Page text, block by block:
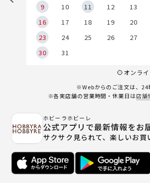
9
10 11 12 13
16
17 18 19 20
23
24 25 26 27
30
31
オンラ
※Webからのご注文は、24
※各実店舗の営業時間・休業日は店舗
ホビーラホビーレ
公式アプリで最新情報をお
サクサク見られて、楽しいお買